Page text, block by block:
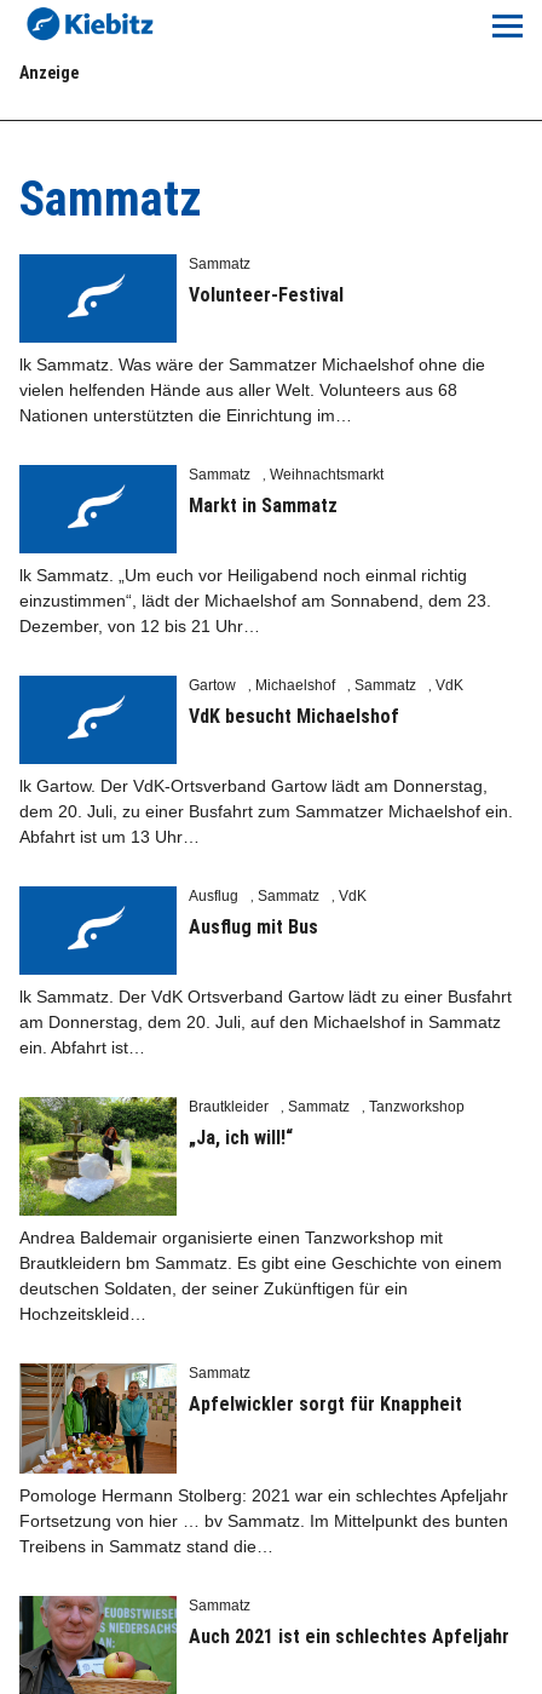
Kiebitz-Online
Anzeigenpreise
Meine Region Online
Elbeflirt
Unser Team
Anzeige
Sammatz
Sammatz
Volunteer-Festival
lk Sammatz. Was wäre der Sammatzer Michaelshof ohne die
vielen helfenden Hände aus aller Welt. Volunteers aus 68
Nationen unterstützten die Einrichtung im…
Sammatz ,Weihnachtsmarkt
Markt in Sammatz
lk Sammatz. „Um euch vor Heiligabend noch einmal richtig
einzustimmen“, lädt der Michaelshof am Sonnabend, dem 23.
Dezember, von 12 bis 21 Uhr…
Gartow Michaelshof ,Sammatz ,VdK
VdK besucht Michaelshof
lk Gartow. Der VdK-Ortsverband Gartow lädt am Donnerstag,
dem 20. Juli, zu einer Busfahrt zum Sammatzer Michaelshof ein.
Abfahrt ist um 13 Uhr…
Ausflug ,Sammatz ,VdK
Ausflug mit Bus
lk Sammatz. Der VdK Ortsverband Gartow lädt zu einer Busfahrt
am Donnerstag, dem 20. Juli, auf den Michaelshof in Sammatz
ein. Abfahrt ist…
Brautkleider ,Sammatz ,Tanzworkshop
„Ja, ich will!“
Andrea Baldemair organisierte einen Tanzworkshop mit
Brautkleidern bm Sammatz. Es gibt eine Geschichte von einem
deutschen Soldaten, der seiner Zukünftigen für ein
Hochzeitskleid…
Sammatz
Apfelwickler sorgt für Knappheit
Pomologe Hermann Stolberg: 2021 war ein schlechtes Apfeljahr
Fortsetzung von hier … bv Sammatz. Im Mittelpunkt des bunten
Treibens in Sammatz stand die…
Sammatz
Auch 2021 ist ein schlechtes Apfeljahr